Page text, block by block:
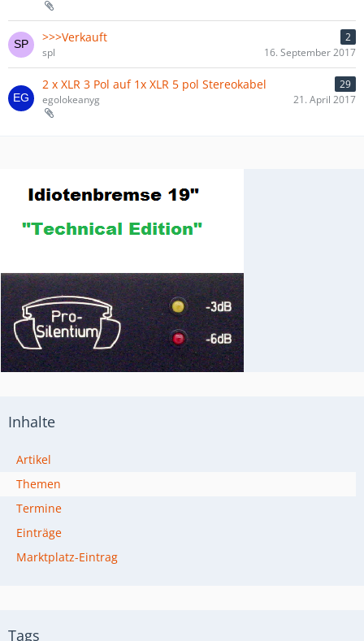
>>>Verkauft
2
spl
16. September 2017
2 x XLR 3 Pol auf 1x XLR 5 pol Stereokabel
29
egolokeanyg
21. April 2017
Inhalte
Artikel
Themen
Termine
Einträge
Marktplatz-Eintrag
Tags